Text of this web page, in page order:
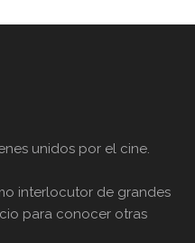
unidos por el cine.
interlocutor de grandes
para conocer otras